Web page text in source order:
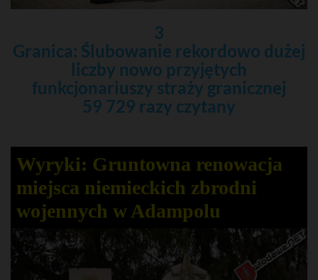
3
Granica: Ślubowanie rekordowo dużej
liczby nowo przyjętych
funkcjonariuszy straży granicznej
59 729 razy czytany
Wyryki: Gruntowna renowacja
miejsca niemieckich zbrodni
wojennych w Adampolu